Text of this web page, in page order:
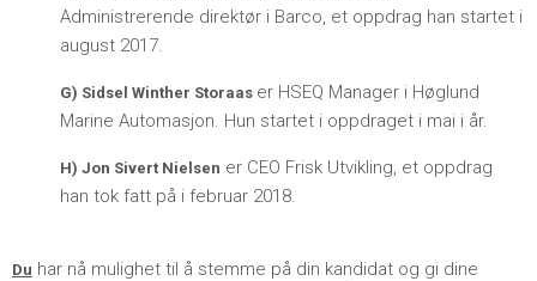
Administrerende direktør i Barco, et oppdrag han startet i
august 2017.
G) Sidsel Winther Storaas er HSEQ Manager i Høglund
Marine Automasjon. Hun startet i oppdraget i mai i år.
H) Jon Sivert Nielsen er CEO Frisk Utvikling, et oppdrag
han tok fatt på i februar 2018.
Du har nå mulighet til å stemme på din kandidat og gi dine